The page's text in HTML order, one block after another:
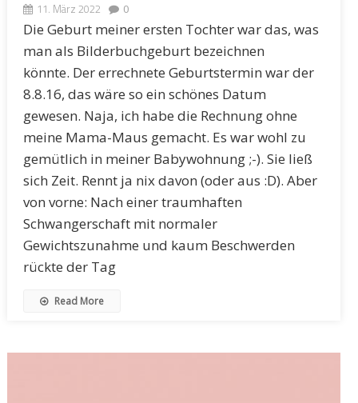
11. März 2022 0
Die Geburt meiner ersten Tochter war das, was
man als Bilderbuchgeburt bezeichnen
könnte. Der errechnete Geburtstermin war der
8.8.16, das wäre so ein schönes Datum
gewesen. Naja, ich habe die Rechnung ohne
meine Mama-Maus gemacht. Es war wohl zu
gemütlich in meiner Babywohnung ;-). Sie ließ
sich Zeit. Rennt ja nix davon (oder aus :D). Aber
von vorne: Nach einer traumhaften
Schwangerschaft mit normaler
Gewichtszunahme und kaum Beschwerden
rückte der Tag
Read More